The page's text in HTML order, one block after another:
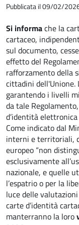
Pubblicata il 09/02/
Si informache la
cartaceo,
sul documento,
effetto del
rafforzamento della
cittadini dell'Unione.
garantendo i livelli
da tale
d’identità elettronica
Come indicato dal
interni e territoriali,
europeo “non
esclusivamente
nazionale, e quelle
l’espatrio o per la
luce delle
carte d’identità
manterranno la loro